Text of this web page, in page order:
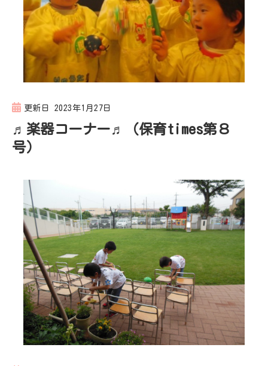
更新日 2023年1月27日
♬楽器コーナー♬（保育times第８
号）